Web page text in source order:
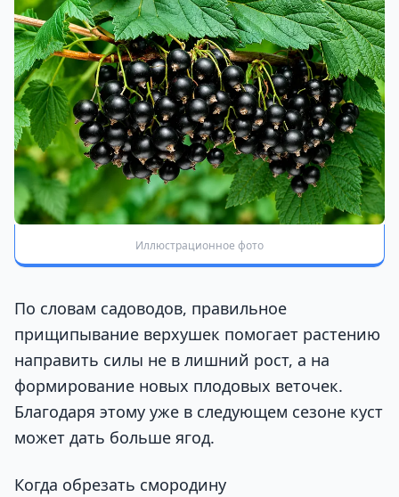
Иллюстрационное фото
По словам садоводов, правильное
прищипывание верхушек помогает растению
направить силы не в лишний рост, а на
формирование новых плодовых веточек.
Благодаря этому уже в следующем сезоне куст
может дать больше ягод.
Когда обрезать смородину